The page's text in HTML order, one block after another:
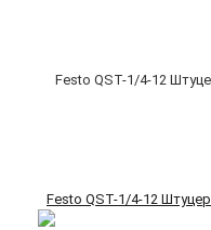
Festo QST-1/4-12 Штуцер